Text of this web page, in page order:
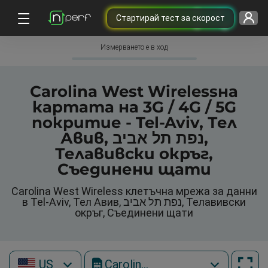
Cтартирай тест за скорост
Измерването е в ход
Carolina West Wirelessна
картата на 3G / 4G / 5G
покритие - Tel-Aviv, Тел
Авив, נפת תל אביב,
Телавивски окръг,
Съединени щати
Carolina West Wireless клетъчна мрежа за данни
в Tel-Aviv, Тел Авив, נפת תל אביב, Телавивски
окръг, Съединени щати
US Carolina West Wireless